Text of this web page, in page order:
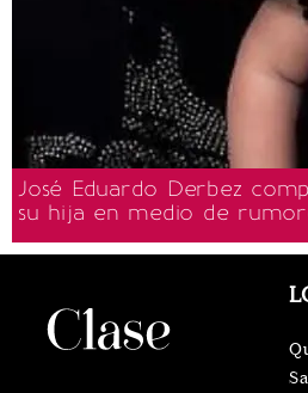
José Eduardo Derbez
su hija en medio de